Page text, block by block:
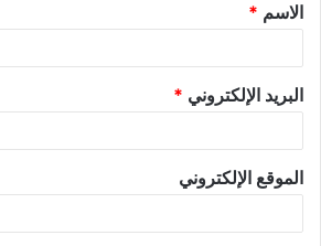
الاسم *
البريد الإلكتروني *
الموقع الإلكتروني